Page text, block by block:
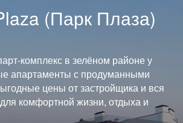
(Парк Плаза)
комплекс в зелёном районе у
апартаменты с продуманными
цены от застройщика и вся
комфортной жизни, отдыха и